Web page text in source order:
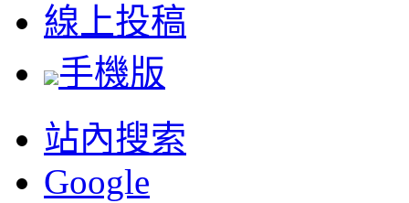
線上投稿
手機版
站內搜索
Google